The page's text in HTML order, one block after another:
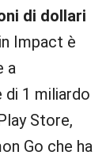
di dollari
Impact è
a
di 1 miliardo
Store,
Go che ha